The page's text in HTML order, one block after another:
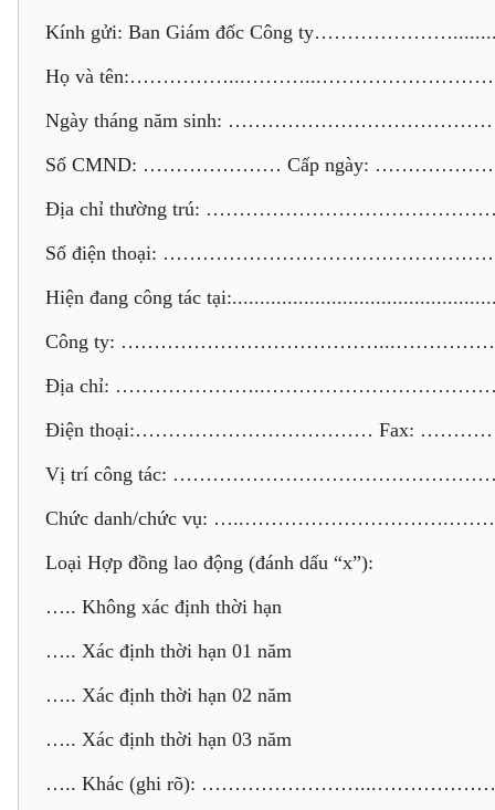
Kính gửi: Ban Giám đốc Công
Họ và
Ngày tháng năm sinh:
Số CMND: ………………… Cấp ngày:
Địa chỉ thường trú:
Số điện thoại:
Hiện đang công tác
Công ty:
Địa chỉ:
Điện thoại:……………………………… Fax:
Vị trí công tác:
Chức danh/chức vụ:
Loại Hợp đồng lao động (đánh dấu “x”):
….. Không xác định thời hạn
….. Xác định thời hạn 01 năm
….. Xác định thời hạn 02 năm
….. Xác định thời hạn 03 năm
….. Khác (ghi rõ):